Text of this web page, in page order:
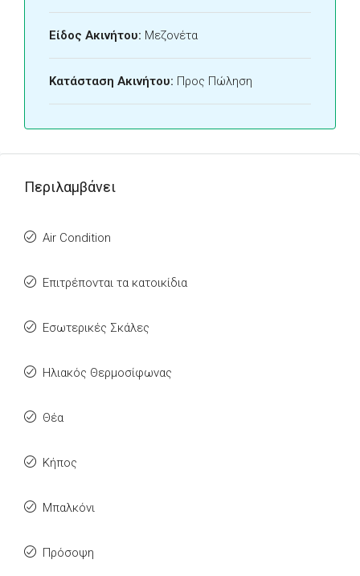
Είδος Ακινήτου: Μεζονέτα
Κατάσταση Ακινήτου: Προς Πώληση
Περιλαμβάνει
Air Condition
Επιτρέπονται τα κατοικίδια
Εσωτερικές Σκάλες
Ηλιακός Θερμοσίφωνας
Θέα
Κήπος
Μπαλκόνι
Πρόσοψη